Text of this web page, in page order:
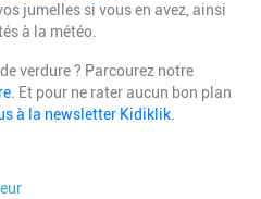
jumelles si vous en avez, ainsi
à la météo.
verdure ? Parcourez notre
. Et pour ne rater aucun bon plan
à la newsletter Kidiklik